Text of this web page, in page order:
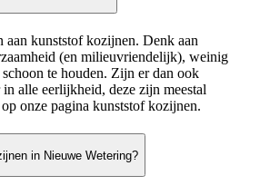
aan kunststof kozijnen. Denk aan
(en milieuvriendelijk), weinig
te houden. Zijn er dan ook
in alle eerlijkheid, deze zijn meestal
onze pagina kunststof kozijnen.
in Nieuwe Wetering?